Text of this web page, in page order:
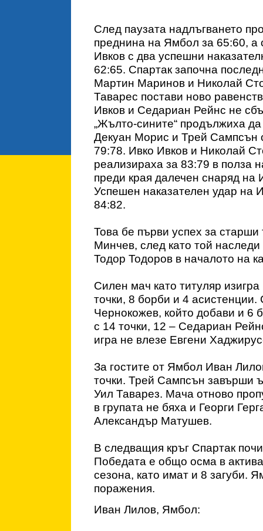
След паузата надлъгването
преднина на Ямбол за 65:60, а
Ивков с два успешни
62:65. Спартак започна
Мартин Маринов и Николай
Таварес постави ново
Ивков и Седариан Рейнс не
„Жълто-сините“ продължиха
Декуан Морис и Трей Сампсън
79:78. Ивко Ивков и Николай
реализираха за 83:79 в полза
преди края далечен снаряд
Успешен наказателен удар на
84:82.
Това бе първи успех за
Минчев, след като той
Тодор Тодоров в началото на
Силен мач като титуляр
точки, 8 борби и 4
Чернокожев, който добави и 6
с 14 точки, 12 – Седариан
игра не влезе Евгени
За гостите от Ямбол Иван
точки. Трей Сампсън завърши
Уил Таварез. Мача отново
в групата не бяха и Георги
Александър Матушев.
В следващия кръг Спартак
Победата е общо осма в
сезона, като имат и 8 загуби.
поражения.
Иван Лилов, Ямбол: